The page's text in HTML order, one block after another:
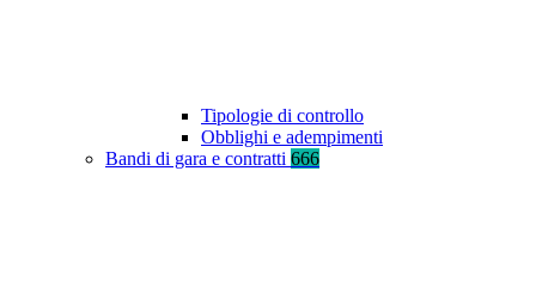
Tipologie di controllo
Obblighi e adempimenti
Bandi di gara e contratti 666